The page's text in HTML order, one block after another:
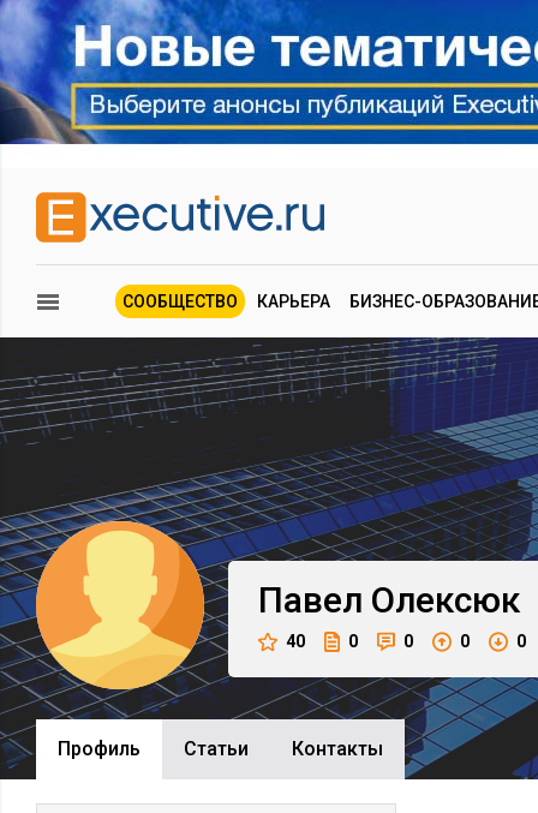
СООБЩЕСТВО КАРЬЕРА БИЗНЕС-
Павел Олексюк
40 0 0 0 0
Профиль Cтатьи Контакты